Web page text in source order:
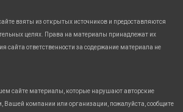
взяты из открытых источников и предоставляются
целях. Права на материалы принадлежат их
сайта ответственности за содержание материала не
сайте материалы, которые нарушают авторские
компании или организации, пожалуйста, сообщите